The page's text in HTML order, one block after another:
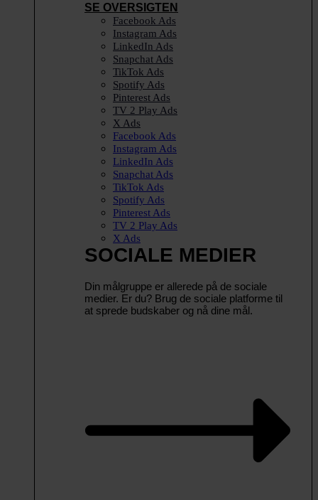
SE OVERSIGTEN
Facebook Ads
Instagram Ads
LinkedIn Ads
Snapchat Ads
TikTok Ads
Spotify Ads
Pinterest Ads
TV 2 Play Ads
X Ads
Facebook Ads
Instagram Ads
LinkedIn Ads
Snapchat Ads
TikTok Ads
Spotify Ads
Pinterest Ads
TV 2 Play Ads
X Ads
SOCIALE MEDIER
Din målgruppe er allerede på de sociale
medier. Er du? Brug de sociale platforme til
at sprede budskaber og nå dine mål.